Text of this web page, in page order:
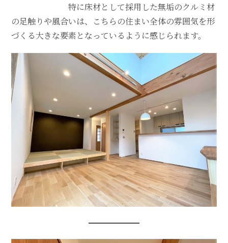
特に床材として採用した無垢のクルミ材
の足触りや風合いは、こちらの住まい全体の雰囲気を形
づくる大きな要素となっているように感じられます。